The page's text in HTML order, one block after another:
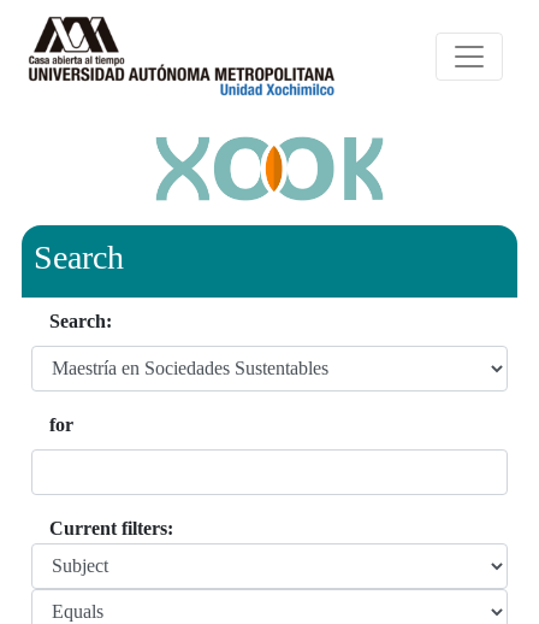
Search
Search:
for
Current filters: